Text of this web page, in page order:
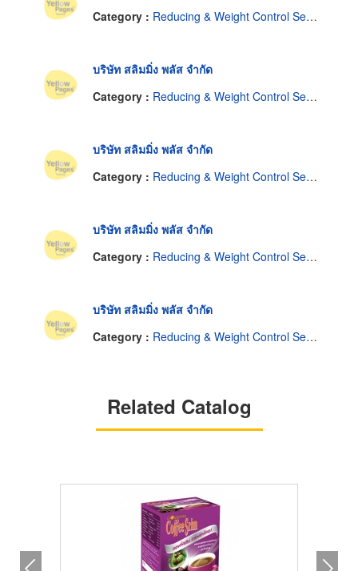
Category : Reducing & Weight Control Service
บริษัท สลิมมิ่ง พลัส จำกัด
Category : Reducing & Weight Control Service
บริษัท สลิมมิ่ง พลัส จำกัด
Category : Reducing & Weight Control Service
บริษัท สลิมมิ่ง พลัส จำกัด
Category : Reducing & Weight Control Service
บริษัท สลิมมิ่ง พลัส จำกัด
Category : Reducing & Weight Control Service
Related Catalog